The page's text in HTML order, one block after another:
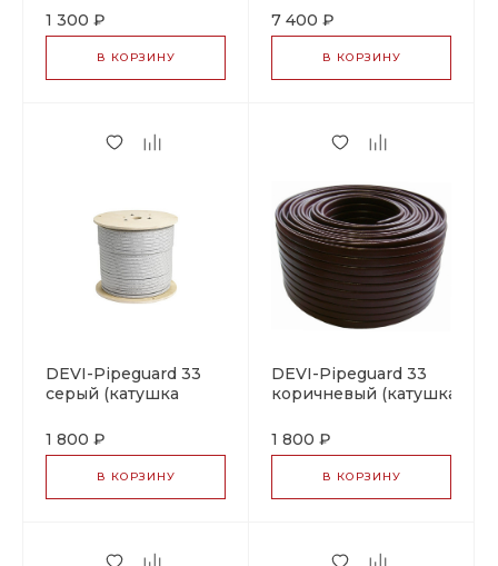
саморегулирующийся
греющий кабель
1 300 ₽
В КОРЗИНУ
300м, ±10%)
саморегулирующийся
греющий кабель
7 400 ₽
В КОРЗИНУ
DEVI-Pipeguard 33
серый (катушка
саморегулирующийся
греющий кабель
1 800 ₽
В КОРЗИНУ
DEVI-Pipeguard 33
коричневый (катушка
саморегулирующийся
греющий кабель
1 800 ₽
В КОРЗИНУ